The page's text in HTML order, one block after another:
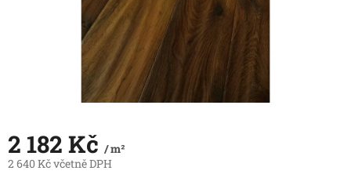
2 182 Kč / m²
2 640 Kč včetně DPH